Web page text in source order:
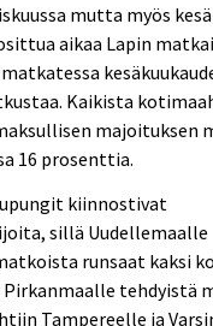
mutta myös
aikaa Lapin
Kaikista
majoituksen
16 prosenttia.
kiinnostivat
sillä Uudellemaalle
runsaat kaksi
tehdyistä
Tampereelle ja